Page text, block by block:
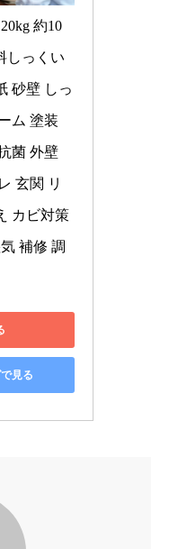
約10
しっくい
砂壁 しっ
ム 塗装
菌 外壁
玄関 リ
カビ対策
補修 調
見る